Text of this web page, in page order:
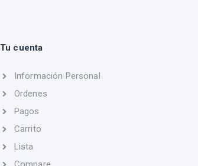
Tu cuenta
Información Personal
Ordenes
Pagos
Carrito
Lista